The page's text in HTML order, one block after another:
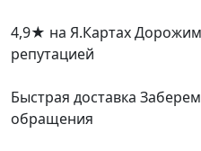
4,9★ на Я.КартахДорожим
репутацией
Быстрая доставка
обращения